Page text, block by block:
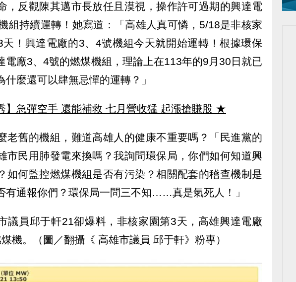
，反觀陳其邁市長放任且漠視，操作許可過期的興達電
組持續運轉！她寫道：「高雄人真可憐，5/18是非核家
天！興達電廠的3、4號機組今天就開始運轉！根據環保
電廠3、4號的燃煤機組，理論上在113年的9月30日就已
什麼還可以肆無忌憚的運轉？」
急彈空手 還能補救 七月營收猛 起漲搶賺股 ★
老舊的機組，難道高雄人的健康不重要嗎？「民進黨的
市民用肺發電來換嗎？我詢問環保局，你們如何知道興
如何監控燃煤機組是否有污染？相關配套的稽查機制是
有通報你們？環保局一問三不知……真是氣死人！」
議員邱于軒21卻爆料，非核家園第3天，高雄興達電廠
機。（圖／翻攝《 高雄市議員 邱于軒》粉專）